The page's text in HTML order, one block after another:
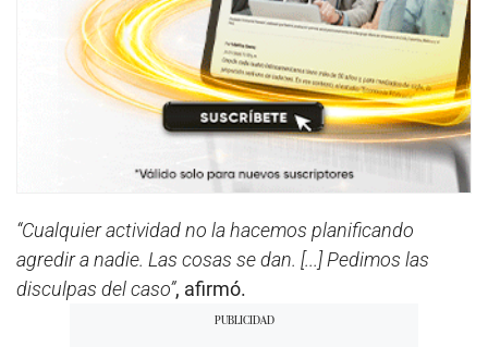
“Cualquier actividad no la hacemos planificando
agredir a nadie. Las cosas se dan. [...] Pedimos las
disculpas del caso”, afirmó.